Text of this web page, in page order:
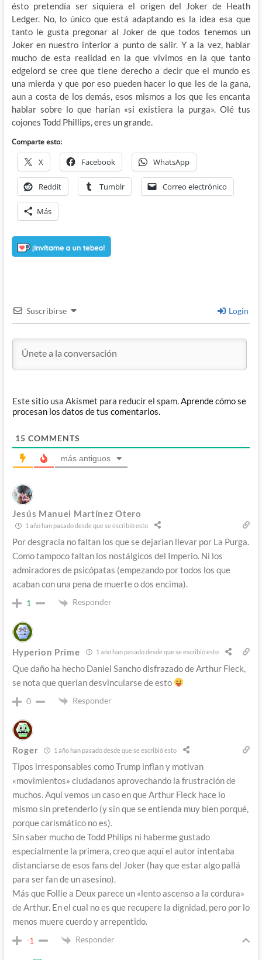
ésto pretendía ser siquiera el origen del Joker de Heath
Ledger. No, lo único que está adaptando es la idea esa que
tanto le gusta pregonar al Joker de que todos tenemos un
Joker en nuestro interior a punto de salir. Y a la vez, hablar
mucho de esta realidad en la que vivimos en la que tanto
edgelord se cree que tiene derecho a decir que el mundo es
una mierda y que por eso pueden hacer lo que les de la gana,
aun a costa de los demás, esos mismos a los que les encanta
hablar sobre lo que harían «si existiera la purga». Olé tus
cojones Todd Phillips, eres un grande.
Comparte esto:
X Facebook WhatsApp
Reddit Tumblr Correo electrónico
Más
Suscribirse Login
Este sitio usa Akismet para reducir el spam.Aprende cómo se
procesan los datos de tus comentarios.
15 COMMENTS
más antiguos
Jesús Manuel Martínez Otero
1 año han pasado desde que se escribió esto
Por desgracia no faltan los que se dejarían llevar por La Purga.
Como tampoco faltan los nostálgicos del Imperio. Ni los
admiradores de psicópatas (empezando por todos los que
acaban con una pena de muerte o dos encima).
1 Responder
Hyperion Prime 1 año han pasado desde que se escribió esto
Que daño ha hecho Daniel Sancho disfrazado de Arthur Fleck,
se nota que querian desvincularse de esto
0 Responder
Roger 1 año han pasado desde que se escribió esto
Tipos irresponsables como Trump inflan y motivan
«movimientos» ciudadanos aprovechando la frustración de
muchos. Aquí vemos un caso en que Arthur Fleck hace lo
mismo sin pretenderlo (y sin que se entienda muy bien porqué,
porque carismático no es).
Sin saber mucho de Todd Philips ni haberme gustado
especialmente la primera, creo que aquí el autor intentaba
distanciarse de esos fans del Joker (hay que estar algo pallá
para ser fan de un asesino).
Más que Follie a Deux parece un «lento ascenso a la cordura»
de Arthur. En el cual no es que recupere la dignidad, pero por lo
menos muere cuerdo y arrepentido.
-1 Responder